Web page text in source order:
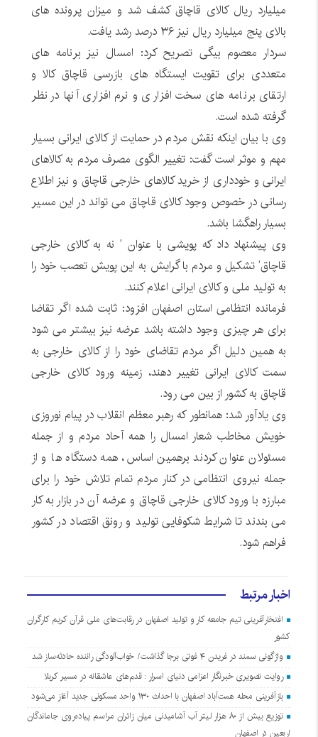
میلیارد ریال کالای قاچاق کشف شد و میزان پرونده های
بالای پنج میلیارد ریال نیز ۳۶ درصد رشد یافت.
سردار معصوم بیگی تصریح کرد: امسال نیز برنامه های
متعددی برای تقویت ایستگاه های بازرسی قاچاق کالا و
ارتقای برنامه های سخت افزاری و نرم افزاری آنها در نظر
گرفته شده است.
وی با بیان اینکه نقش مردم در حمایت از کالای ایرانی بسیار
مهم و موثر است گفت: تغییر الگوی مصرف مردم به کالاهای
ایرانی و خودداری از خرید کالاهای خارجی قاچاق و نیز اطلاع
رسانی در خصوص وجود کالای قاچاق می تواند در این مسیر
بسیار راهگشا باشد.
وی پیشنهاد داد که پویشی با عنوان ‘ نه به کالای خارجی
قاچاق’ تشکیل و مردم با گرایش به این پویش تعصب خود را
به تولید ملی و کالای ایرانی اعلام کنند.
فرمانده انتظامی استان اصفهان افزود: ثابت شده اگر تقاضا
برای هر چیزی وجود داشته باشد عرضه نیز بیشتر می شود
به همین دلیل اگر مردم تقاضای خود را از کالای خارجی به
سمت کالای ایرانی تغییر دهند، زمینه ورود کالای خارجی
قاچاق به کشور از بین می رود.
وی یادآور شد: همانطور که رهبر معظم انقلاب در پیام نوروزی
خویش مخاطب شعار امسال را همه آحاد مردم و از جمله
مسئولان عنوان کردند برهمین اساس، همه دستگاه ها و از
جمله نیروی انتظامی در کنار مردم تمام تلاش خود را برای
مبارزه با ورود کالای خارجی قاچاق و عرضه آن در بازار به کار
می بندند تا شرایط شکوفایی تولید و رونق اقتصاد در کشور
فراهم شود.
اخبار مرتبط
افتخارآفرینی تیم جامعه کار و تولید اصفهان در رقابت‌های ملی قرآن کریم کارگران
کشور
واژگونی سمند در فریدن ۴ فوتی برجا گذاشت/ خواب‌آلودگی راننده حادثه‌ساز شد
روایت تصویری خبرنگار اعزامی دنیای اسرار : قدم‌های عاشقانه در مسیر کربلا
بازآفرینی محله همت‌آباد اصفهان با احداث ۱۳۰ واحد مسکونی جدید آغاز می‌شود
توزیع بیش از ۸۰ هزار لیتر آب آشامیدنی میان زائران مراسم پیاده‌روی جاماندگان
اربعین در اصفهان